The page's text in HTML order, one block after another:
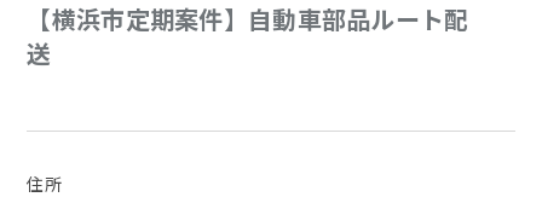
【横浜市定期案件】自動車部品ルート配
送
住所